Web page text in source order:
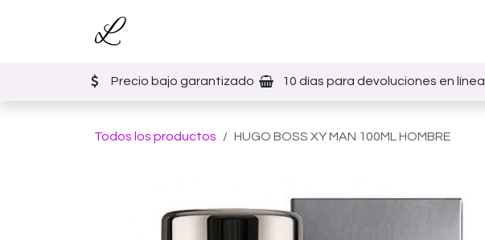
Precio bajo garantizado 10 días para devoluciones en línea
Todos los productos HUGO BOSS XY MAN 100ML HOMBRE